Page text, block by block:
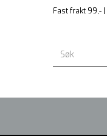
Fast frakt 99,- |